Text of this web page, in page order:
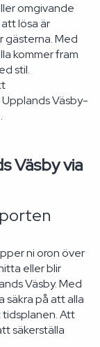
omgivande
lösa är
gästerna. Med
kommer fram
stil.
Väsby-
Väsby via
ni oron över
eller blir
Väsby. Med
säkra på att alla
tidsplanen. Att
säkerställa